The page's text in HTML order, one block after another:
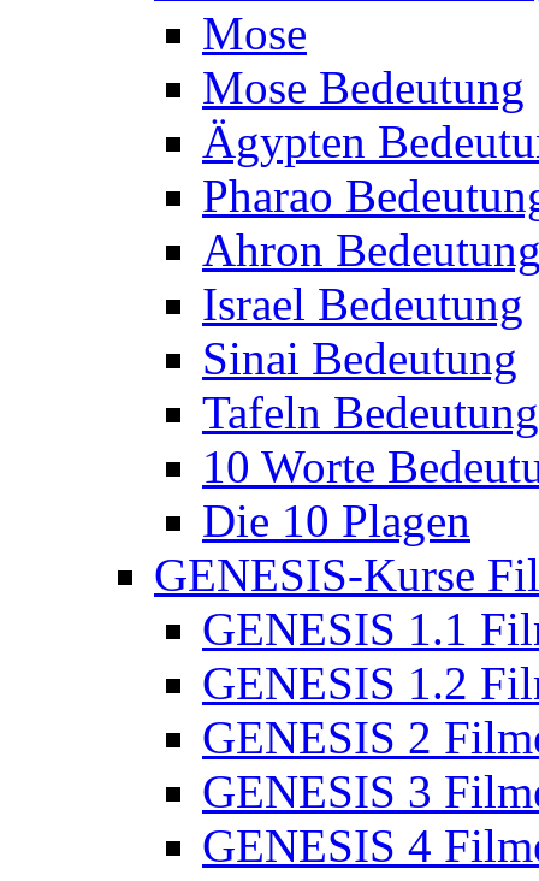
Mose
Mose Bedeutung
Ägypten
Pharao
Ahron
Israel Bedeutung
Sinai Bedeutung
Tafeln Bedeutung
10 Worte
Die 10 Plagen
GENESIS-Kurse
GENESIS 1.1
GENESIS 1.2
GENESIS 2
GENESIS 3
GENESIS 4